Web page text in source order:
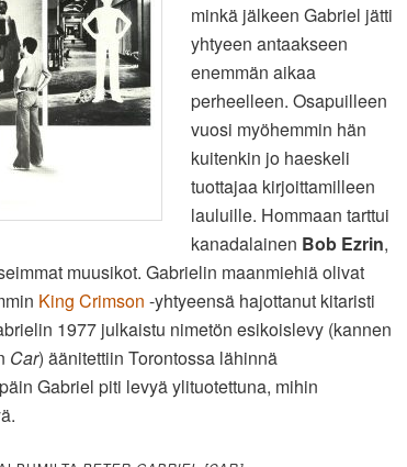
minkä jälkeen Gabriel jätti
yhtyeen antaakseen
enemmän aikaa
perheelleen. Osapuilleen
vuosi myöhemmin hän
kuitenkin jo haeskeli
tuottajaa kirjoittamilleen
lauluille. Hommaan tarttui
kanadalainen Bob Ezrin,
muusikot. Gabrielin maanmiehiä olivat
King Crimson -yhtyeensä hajottanut kitaristi
1977 julkaistu nimetön esikoislevy (kannen
Car) äänitettiin Torontossa lähinnä
Gabriel piti levyä ylituotettuna, mihin